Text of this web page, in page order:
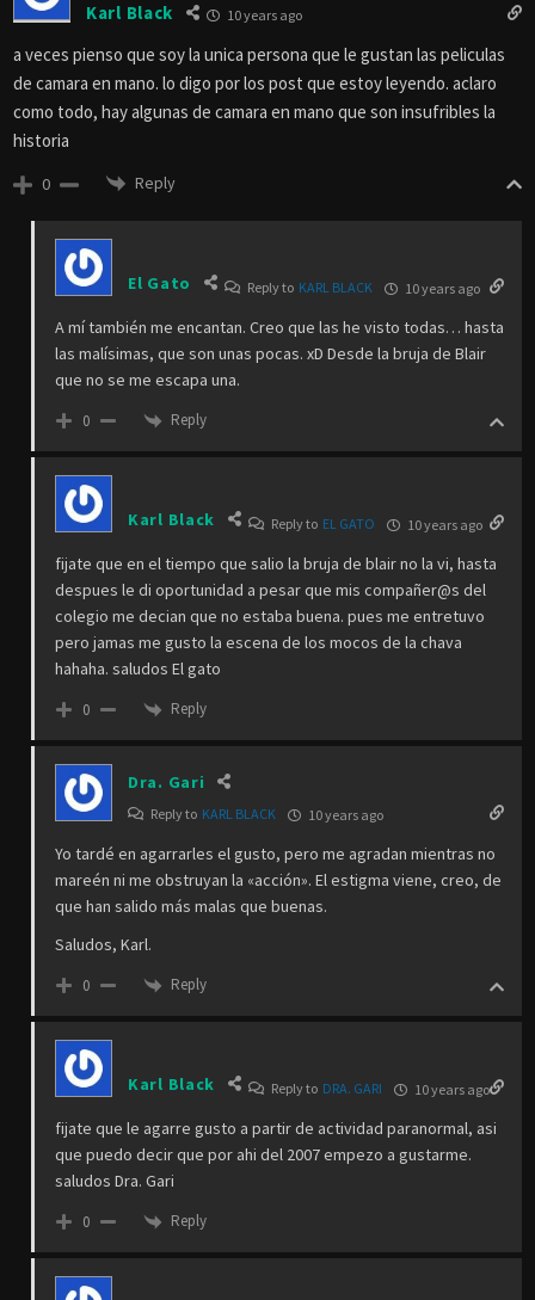
Karl Black 10 years ago
a veces pienso que soy la unica persona que le gustan las peliculas
de camara en mano. lo digo por los post que estoy leyendo. aclaro
como todo, hay algunas de camara en mano que son insufribles la
historia
0 Reply
El Gato Reply to KARL BLACK 10 years ago
A mí también me encantan. Creo que las he visto todas… hasta
las malísimas, que son unas pocas. xD Desde la bruja de Blair
que no se me escapa una.
0 Reply
Karl Black Reply to EL GATO 10 years ago
fijate que en el tiempo que salio la bruja de blair no la vi, hasta
despues le di oportunidad a pesar que mis compañer@s del
colegio me decian que no estaba buena. pues me entretuvo
pero jamas me gusto la escena de los mocos de la chava
hahaha. saludos El gato
0 Reply
Dra. Gari
Reply to KARL BLACK 10 years ago
Yo tardé en agarrarles el gusto, pero me agradan mientras no
mareén ni me obstruyan la «acción». El estigma viene, creo, de
que han salido más malas que buenas.
Saludos, Karl.
0 Reply
Karl Black Reply to DRA. GARI 10 years ago
fijate que le agarre gusto a partir de actividad paranormal, asi
que puedo decir que por ahi del 2007 empezo a gustarme.
saludos Dra. Gari
0 Reply